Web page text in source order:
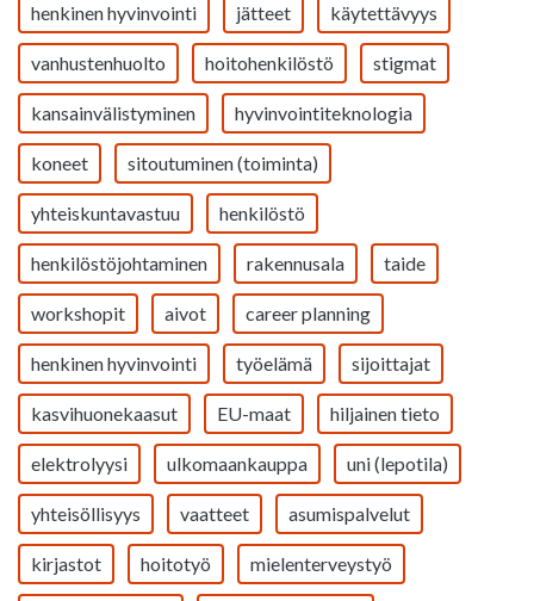
henkinen hyvinvointi jätteet käytettävyys
vanhustenhuolto hoitohenkilöstö stigmat
kansainvälistyminen hyvinvointiteknologia
koneet sitoutuminen (toiminta)
yhteiskuntavastuu henkilöstö
henkilöstöjohtaminen rakennusala taide
workshopit aivot career planning
henkinen hyvinvointi työelämä sijoittajat
kasvihuonekaasut EU-maat hiljainen tieto
elektrolyysi ulkomaankauppa uni (lepotila)
yhteisöllisyys vaatteet asumispalvelut
kirjastot hoitotyö mielenterveystyö